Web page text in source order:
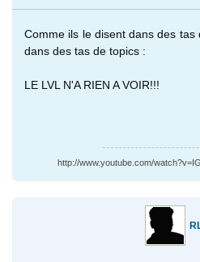
Comme ils le disent dans des
dans des tas de topics :
LE LVL N'A RIEN A VOIR!!!
http://www.youtube.com/